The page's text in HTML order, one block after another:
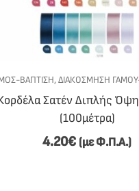
ΒΆΠΤΙΣΗ,ΔΙΑΚΌΣΜΗΣΗ
Σατέν Διπλής
(100μέτρα)
4.20€ (με Φ.Π.Α.)